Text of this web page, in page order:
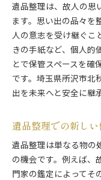
遺品整理は、故人の思
ます。思い出の品々を
人の意志を受け継ぐこ
きの手紙など、個人的
とで保管スペースを確
です。埼玉県所沢市北
出を未来へと安全に継
遺品整理での新し
遺品整理は単なる物の
の機会です。例えば、
門家の鑑定によってそ